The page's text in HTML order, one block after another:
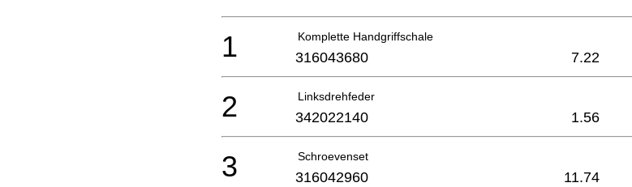
Komplette Handgriffschale
1 316043680 7.22
Linksdrehfeder
2 342022140 1.56
Schroevenset
3 316042960 11.74